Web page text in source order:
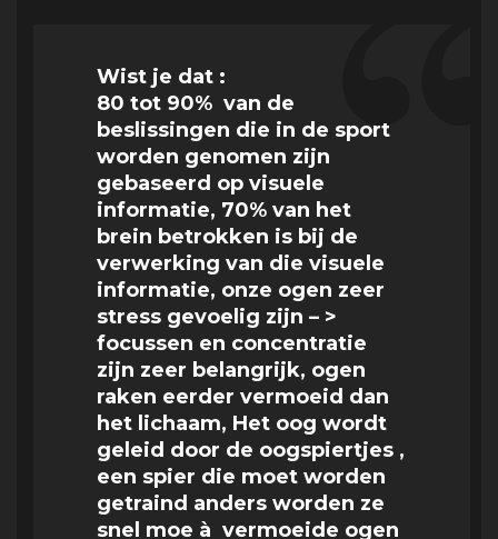
Wist je dat :
80 tot 90% van de
beslissingen die in de sport
worden genomen zijn
gebaseerd op visuele
informatie, 70% van het
brein betrokken is bij de
verwerking van die visuele
informatie, onze ogen zeer
stress gevoelig zijn – >
focussen en concentratie
zijn zeer belangrijk, ogen
raken eerder vermoeid dan
het lichaam, Het oog wordt
geleid door de oogspiertjes ,
een spier die moet worden
getraind anders worden ze
snel moe à vermoeide ogen